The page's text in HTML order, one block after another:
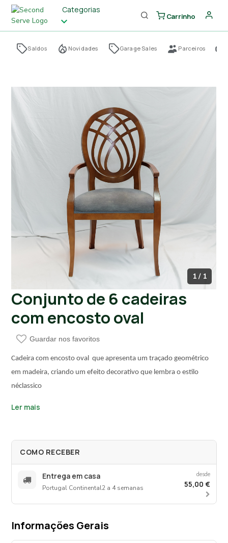
Categorias
Carrinho
Saldos Novidades Garage Sales Parceiros
1 / 1
Conjunto de 6 cadeiras
com encosto oval
Guardar nos favoritos
Cadeira com encosto oval que apresenta um traçado geométrico
em madeira, criando um efeito decorativo que lembra o estilo
néclassico
Ler mais
COMO RECEBER
Entrega em casa
Portugal Continental2 a 4 semanas
desde
55,00 €
Informações Gerais